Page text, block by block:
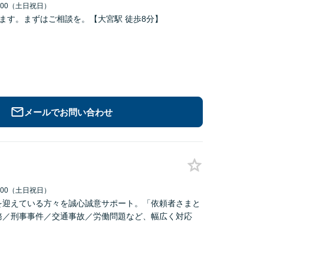
（土日祝日）
す。まずはご相談を。【大宮駅 徒歩8分】
メールでお問い合わせ
（土日祝日）
えている方々を誠心誠意サポート。「依頼者さまと
刑事事件／交通事故／労働問題など、幅広く対応